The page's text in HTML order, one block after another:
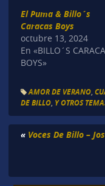
El Puma & Billo´s
Caracas Boys
octubre 13, 2024
En «BILLO´S
BOYS»
AMOR DE VERANO,
DE BILLO, Y OTROS
« Voces De Billo –